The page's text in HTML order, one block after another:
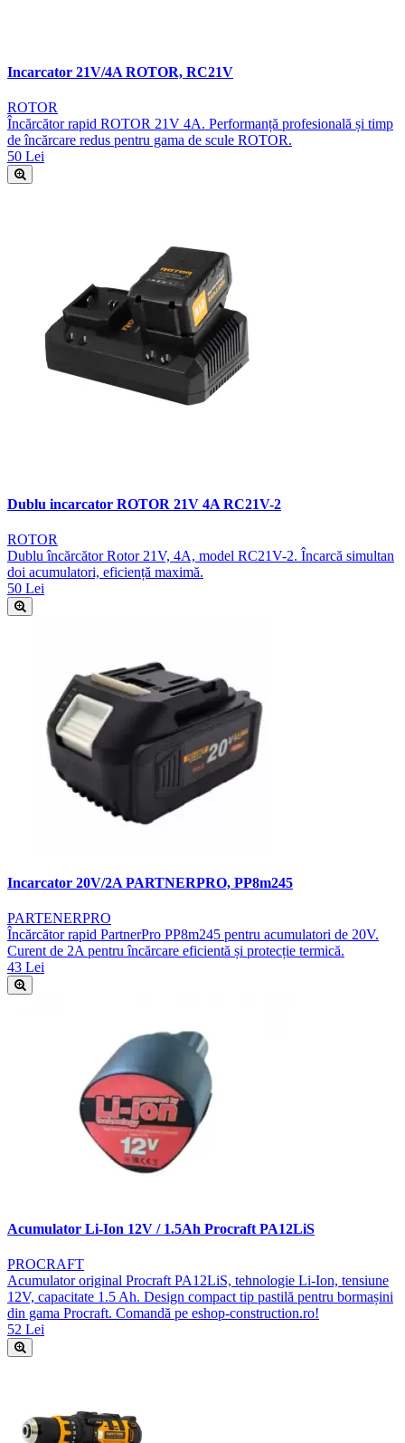
Incarcator 21V/4A ROTOR, RC21V
ROTOR
Încărcător rapid ROTOR 21V 4A. Performanță profesională și timp
de încărcare redus pentru gama de scule ROTOR.
50 Lei
Dublu incarcator ROTOR 21V 4A RC21V-2
ROTOR
Dublu încărcător Rotor 21V, 4A, model RC21V-2. Încarcă simultan
doi acumulatori, eficiență maximă.
50 Lei
Incarcator 20V/2A PARTNERPRO, PP8m245
PARTENERPRO
Încărcător rapid PartnerPro PP8m245 pentru acumulatori de 20V.
Curent de 2A pentru încărcare eficientă și protecție termică.
43 Lei
Acumulator Li-Ion 12V / 1.5Ah Procraft PA12LiS
PROCRAFT
Acumulator original Procraft PA12LiS, tehnologie Li-Ion, tensiune
12V, capacitate 1.5 Ah. Design compact tip pastilă pentru bormașini
din gama Procraft. Comandă pe eshop-construction.ro!
52 Lei